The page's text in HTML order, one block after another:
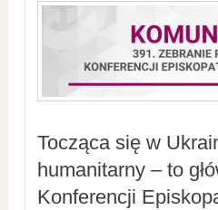
Tocząca się w
humanitarny – to
Konferencji